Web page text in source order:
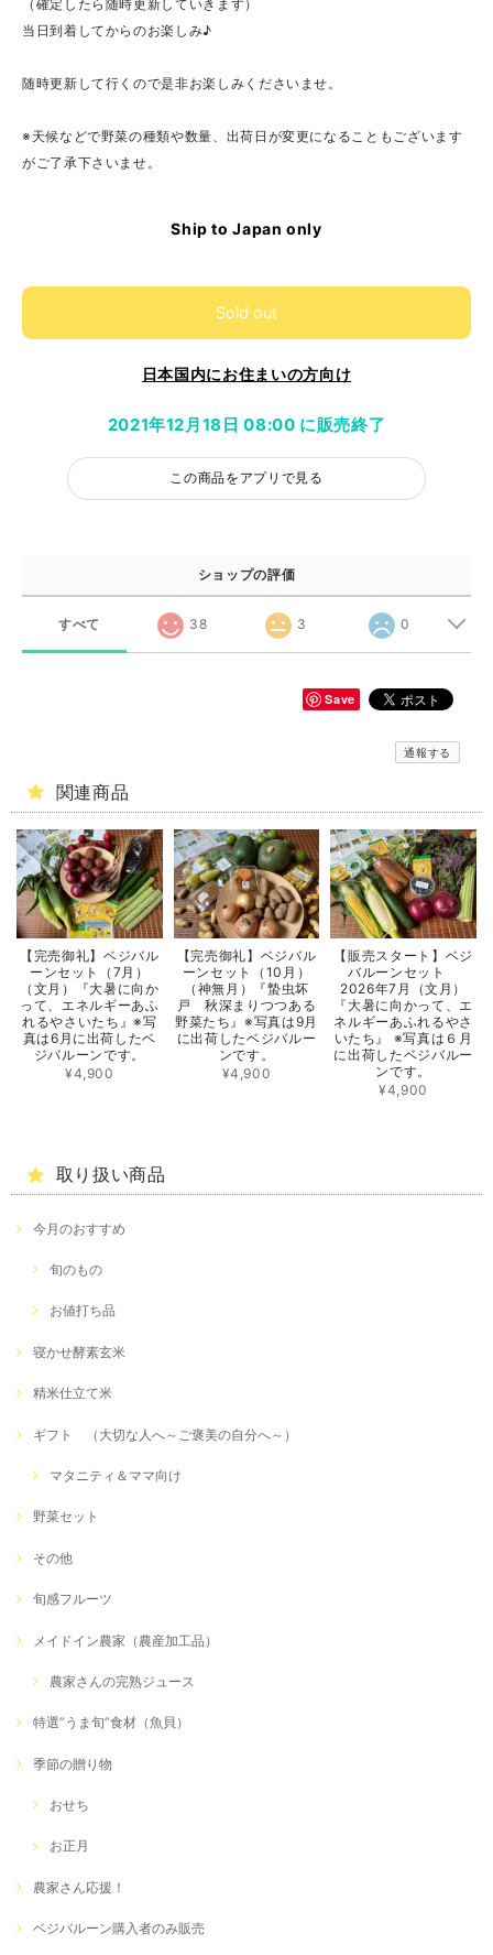
（確定したら随時更新していきます）
当日到着してからのお楽しみ♪
随時更新して行くので是非お楽しみくださいませ。
※天候などで野菜の種類や数量、出荷日が変更になることもございます
がご了承下さいませ。
Ship to Japan only
Sold out
日本国内にお住まいの方向け
2021年12月18日 08:00 に販売終了
この商品をアプリで見る
ショップの評価
すべて 38 3 0
Save
通報する
関連商品
【完売御礼】ベジバル
ーンセット（7月）
（文月）『大暑に向か
って、エネルギーあふ
れるやさいたち』※写
真は6月に出荷したベ
ジバルーンです。
¥4,900
【完売御礼】ベジバル
ーンセット（10月）
（神無月）『蟄虫坏
戸 秋深まりつつある
野菜たち』※写真は9月
に出荷したベジバルー
ンです。
¥4,900
【販売スタート】ベジ
バルーンセット
2026年7月（文月）
『大暑に向かって、エ
ネルギーあふれるやさ
いたち』 ※写真は６月
に出荷したベジバルー
ンです。
¥4,900
取り扱い商品
今月のおすすめ
旬のもの
お値打ち品
寝かせ酵素玄米
精米仕立て米
ギフト （大切な人へ～ご褒美の自分へ～）
マタニティ＆ママ向け
野菜セット
その他
旬感フルーツ
メイドイン農家（農産加工品）
農家さんの完熟ジュース
特選”うま旬”食材（魚貝）
季節の贈り物
おせち
お正月
農家さん応援！
ベジバルーン購入者のみ販売